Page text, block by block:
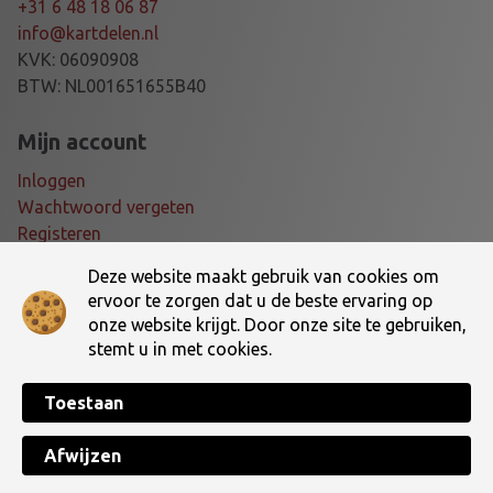
Deze website maakt gebruik van cookies om
ervoor te zorgen dat u de beste ervaring op
onze website krijgt. Door onze site te gebruiken,
stemt u in met cookies.
Toestaan
Afwijzen
R
C
I
K
2
a
a
n
a
+31 6 48 18 06 87
info@kartdelen.nl
KVK: 06090908
BTW: NL001651655B40
Mijn account
Inloggen
Wachtwoord vergeten
Registeren
Voorwaarden
Algemene voorwaarden
Verzending- en retourbeleid
Copyright © 2026 Dé online kartshop van Nederland! | Kartdelen.nl. All
Rights Reserved.